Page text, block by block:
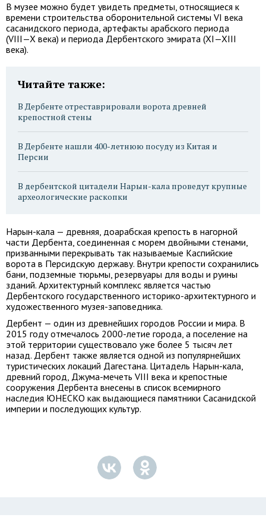
В музее можно будет увидеть предметы, относящиеся к
времени строительства оборонительной системы VI века
сасанидского периода, артефакты арабского периода
(VIII—X века) и периода Дербентского эмирата (XI—XIII
века).
Читайте также:
В Дербенте отреставрировали ворота древней
крепостной стены
В Дербенте нашли 400-летнюю посуду из Китая и
Персии
В дербентской цитадели Нарын-кала проведут крупные
археологические раскопки
Нарын-кала — древняя, доарабская крепость в нагорной
части Дербента, соединенная с морем двойными стенами,
призванными перекрывать так называемые Каспийские
ворота в Персидскую державу. Внутри крепости сохранились
бани, подземные тюрьмы, резервуары для воды и руины
зданий. Архитектурный комплекс является частью
Дербентского государственного историко-архитектурного и
художественного музея-заповедника.
Дербент — один из древнейших городов России и мира. В
2015 году отмечалось 2000-летие города, а поселение на
этой территории существовало уже более 5 тысяч лет
назад. Дербент также является одной из популярнейших
туристических локаций Дагестана. Цитадель Нарын-кала,
древний город, Джума-мечеть VIII века и крепостные
сооружения Дербента внесены в список всемирного
наследия ЮНЕСКО как выдающиеся памятники Сасанидской
империи и последующих культур.